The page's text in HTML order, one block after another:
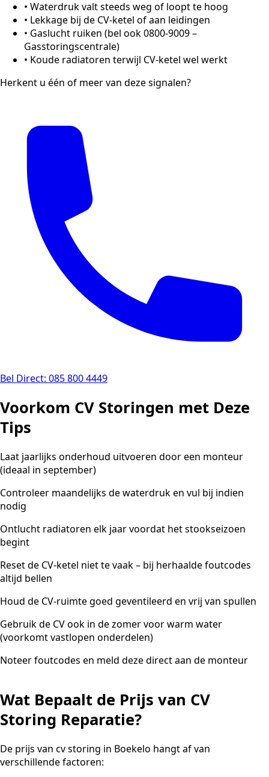
• Waterdruk valt steeds weg of loopt te hoog
• Lekkage bij de CV-ketel of aan leidingen
• Gaslucht ruiken (bel ook 0800-9009 –
Gasstoringscentrale)
• Koude radiatoren terwijl CV-ketel wel werkt
Herkent u één of meer van deze signalen?
Bel Direct: 085 800 4449
Voorkom CV Storingen met Deze
Tips
Laat jaarlijks onderhoud uitvoeren door een monteur
(ideaal in september)
Controleer maandelijks de waterdruk en vul bij indien
nodig
Ontlucht radiatoren elk jaar voordat het stookseizoen
begint
Reset de CV-ketel niet te vaak – bij herhaalde foutcodes
altijd bellen
Houd de CV-ruimte goed geventileerd en vrij van spullen
Gebruik de CV ook in de zomer voor warm water
(voorkomt vastlopen onderdelen)
Noteer foutcodes en meld deze direct aan de monteur
Wat Bepaalt de Prijs van CV
Storing Reparatie?
De prijs van cv storing in Boekelo hangt af van
verschillende factoren: